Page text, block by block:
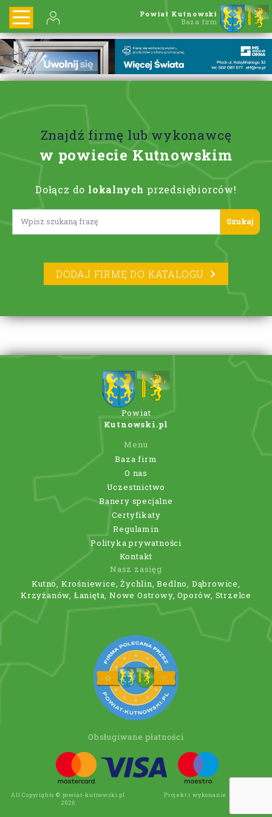
Powiat Kutnowski
Baza firm
Znajdź firmę lub wykonawcę
w powiecie Kutnowskim
Dołącz do lokalnych przedsiębiorców!
Lorem ipsum
DODAJ FIRMĘ DO KATALOGU
Powiat
Kutnowski.pl
Menu
Baza firm
O nas
Uczestnictwo
Banery specjalne
Certyfikaty
Regulamin
Polityka prywatności
Kontakt
Nasz zasięg
Kutno, Krośniewice, Żychlin, Bedlno, Dąbrowice,
Krzyżanów, Łanięta, Nowe Ostrowy, Oporów, Strzelce
Obsługiwane płatności
All Copyrights © powiat-kutnowski.pl
2026
Projekt i wykonanie: